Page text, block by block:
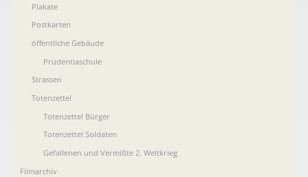
Plakate
Postkarten
öffentliche Gebäude
Prudentiaschule
Strassen
Totenzettel
Totenzettel Bürger
Totenzettel Soldaten
Gefallenen und Vermißte 2. Weltkrieg
Filmarchiv